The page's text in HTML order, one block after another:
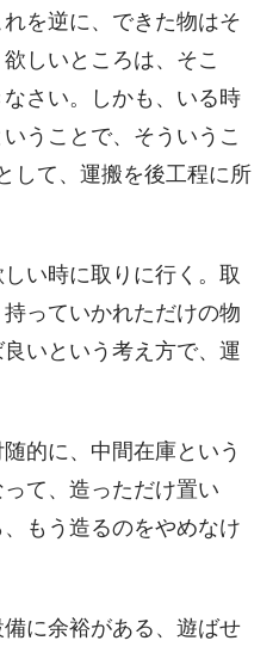
を逆に、できた物はそ
しいところは、そこ
さい。しかも、いる時
うことで、そういうこ
して、運搬を後工程に所
い時に取りに行く。取
っていかれただけの物
いという考え方で、運
的に、中間在庫という
て、造っただけ置い
もう造るのをやめなけ
に余裕がある、遊ばせ